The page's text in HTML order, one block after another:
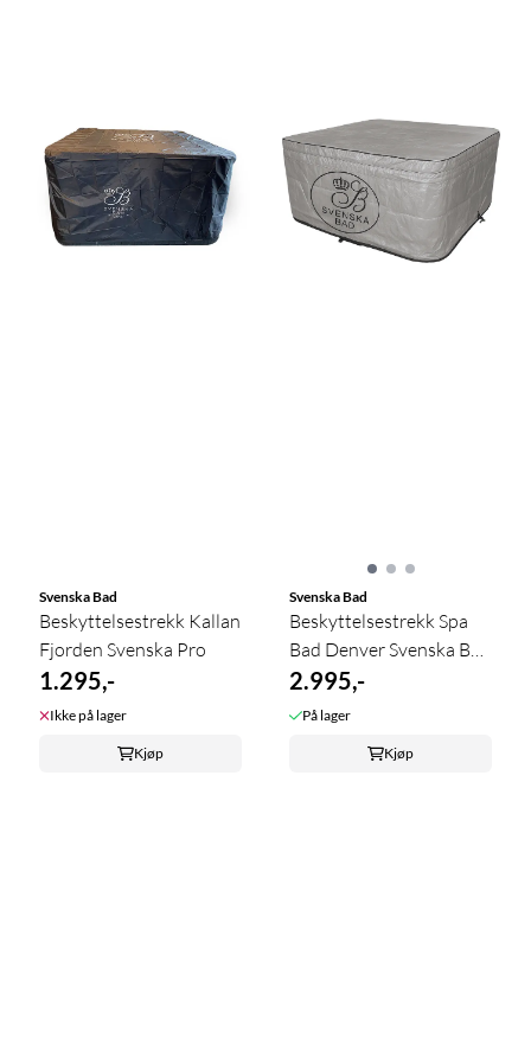
Svenska Bad
Beskyttelsestrekk Kallan
Fjorden Svenska Pro
1.295,-
Ikke på lager
Kjøp
Svenska Bad
Beskyttelsestrekk Spa
Bad Denver Svenska Bad
...
2.995,-
På lager
Kjøp